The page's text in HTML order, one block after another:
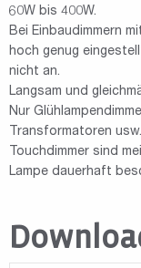
60W bis 400W.
Bei Einbaudimmern
hoch genug
nicht an.
Langsam und
Nur
Transformatoren usw.
Touchdimmer sind
Lampe dauerhaft